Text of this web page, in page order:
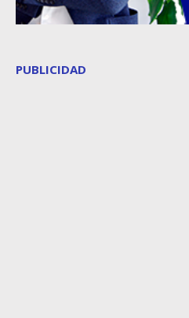
PUBLICIDAD